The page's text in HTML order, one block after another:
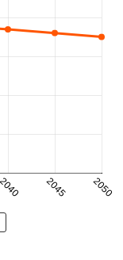
2040 2045 2050